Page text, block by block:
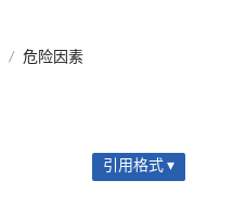
/ 危险因素
引用格式 ▾